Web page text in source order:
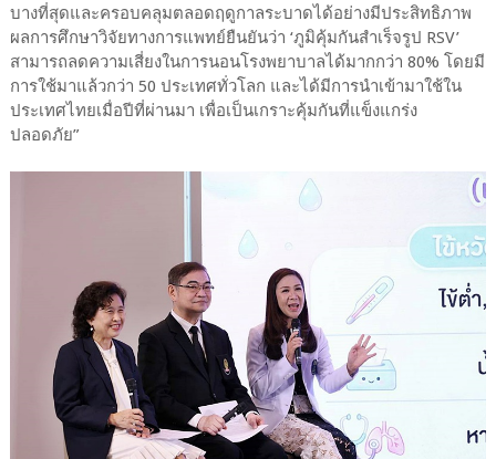
บางที่สุดและครอบคลุมตลอดฤดูกาลระบาดได้อย่างมีประสิทธิภาพ
ผลการศึกษาวิจัยทางการแพทย์ยืนยันว่า ‘ภูมิคุ้มกันสำเร็จรูป RSV’
สามารถลดความเสี่ยงในการนอนโรงพยาบาลได้มากกว่า 80% โดยมี
การใช้มาแล้วกว่า 50 ประเทศทั่วโลก และได้มีการนำเข้ามาใช้ใน
ประเทศไทยเมื่อปีที่ผ่านมา เพื่อเป็นเกราะคุ้มกันที่แข็งแกร่ง
ปลอดภัย”